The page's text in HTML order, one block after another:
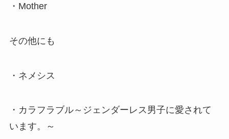
・Mother
その他にも
・ネメシス
・カラフラブル～ジェンダーレス男子に愛されて
います。～